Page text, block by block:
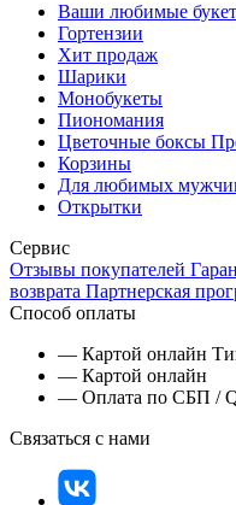
Ваши любимые
Гортензии
Хит продаж
Шарики
Монобукеты
Пиономания
Цветочные боксы
Корзины
Для любимых
Открытки
Сервис
Отзывы покупателей
возврата Партнерская
Способ оплаты
— Картой онлайн
— Картой онлайн
— Оплата по СБП /
Связаться с нами